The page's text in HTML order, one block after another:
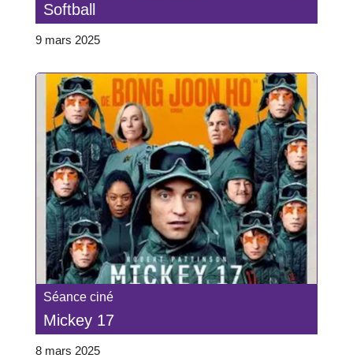
Softball
9 mars 2025
Séance ciné
Mickey 17
8 mars 2025